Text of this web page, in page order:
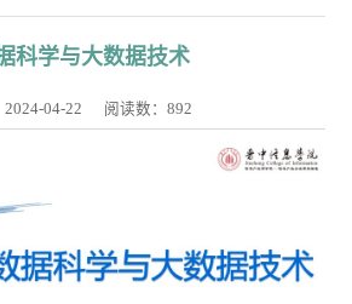
科学与大数据技术
04-22 阅读数： 892